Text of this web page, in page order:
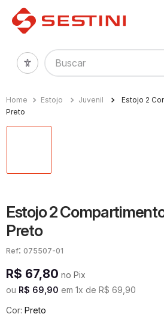
Buscar
Estojo Juvenil
Estojo 2
Preto
Estojo 2
Preto
: 075507-01
R$ 67,80 no Pix
ou R$ 69 90 em 1x de R$ 69 90
Cor: Preto